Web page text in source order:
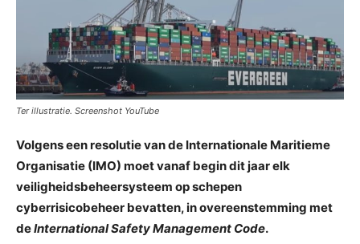
Ter illustratie. Screenshot YouTube
Volgens een resolutie van de Internationale Maritieme
Organisatie (IMO) moet vanaf begin dit jaar elk
veiligheidsbeheersysteem op schepen
cyberrisicobeheer bevatten, in overeenstemming met
deInternational Safety Management Code.